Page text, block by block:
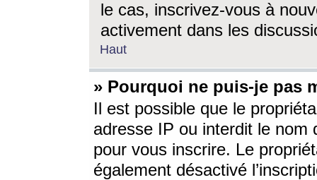
le cas, inscrivez-vous à
activement dans les
Haut
» Pourquoi ne puis-je pas
Il est possible que le
adresse IP ou interdit le nom
pour vous inscrire. Le
également désactivé